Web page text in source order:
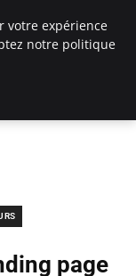
page
votre expérience
notre politique